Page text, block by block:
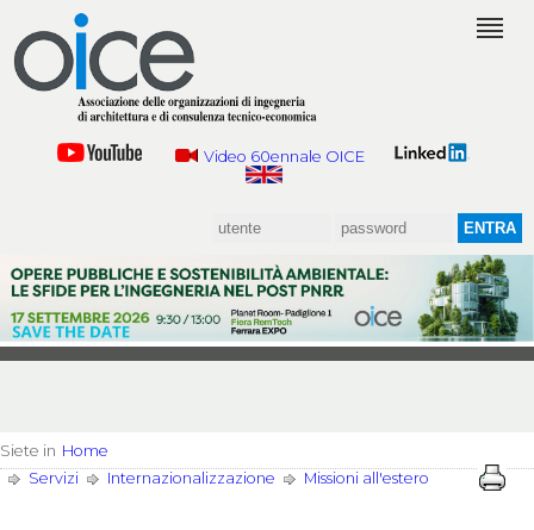
Video 60ennale OICE
Siete in Home
Servizi
Internazionalizzazione Missioni all'estero